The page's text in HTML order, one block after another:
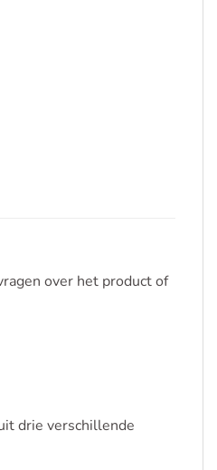
over het product of
drie verschillende